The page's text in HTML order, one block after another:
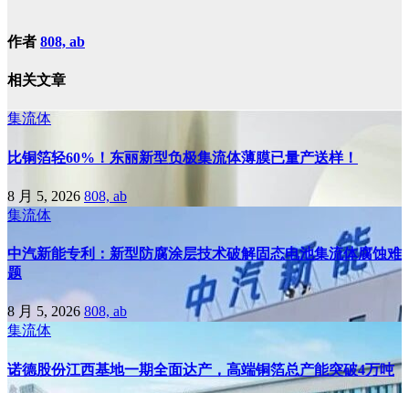
作者 808, ab
相关文章
集流体
比铜箔轻60%！东丽新型负极集流体薄膜已量产送样！
8 月 5, 2026 808, ab
集流体
中汽新能专利：新型防腐涂层技术破解固态电池集流体腐蚀难
题
8 月 5, 2026 808, ab
集流体
诺德股份江西基地一期全面达产，高端铜箔总产能突破4万吨